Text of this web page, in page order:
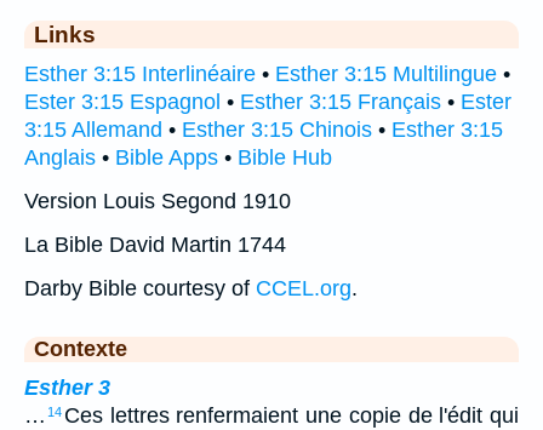
Links
Esther 3:15 Interlinéaire • Esther 3:15 Multilingue •
Ester 3:15 Espagnol • Esther 3:15 Français • Ester
3:15 Allemand • Esther 3:15 Chinois • Esther 3:15
Anglais • Bible Apps • Bible Hub
Version Louis Segond 1910
La Bible David Martin 1744
Darby Bible courtesy of CCEL.org.
Contexte
Esther 3
… 14 Ces lettres renfermaient une copie de l'édit qui